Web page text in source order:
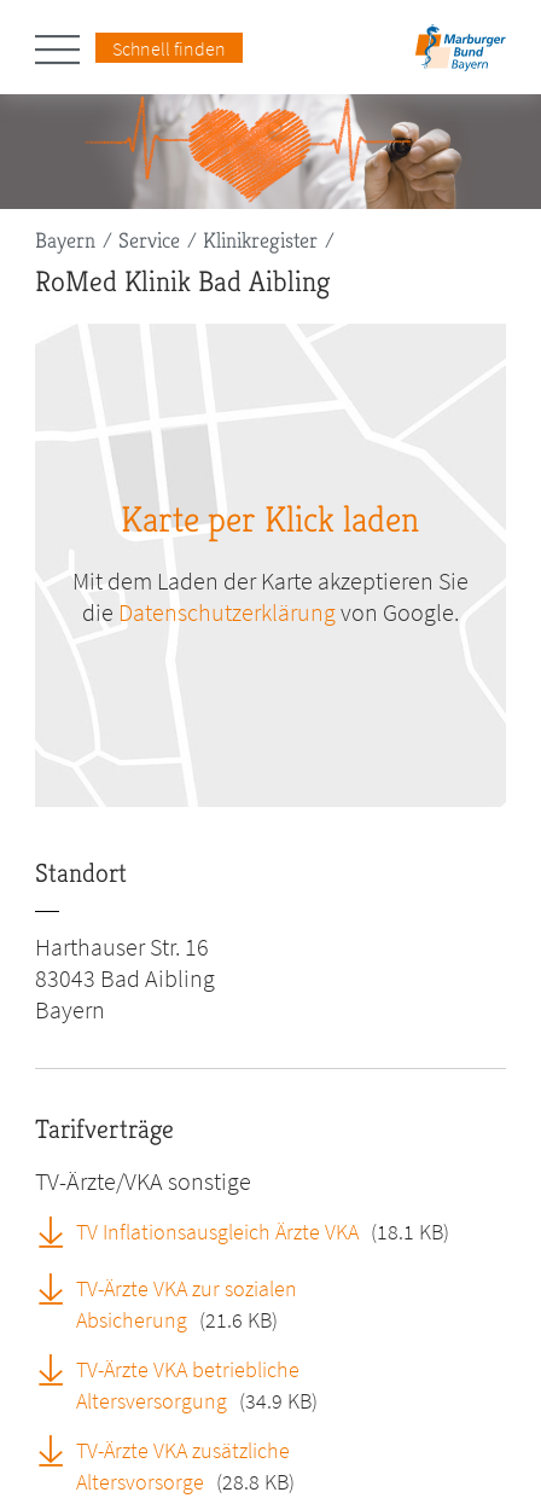
Schnell finden
Pfadnavigation
Bayern Service Klinikregister
RoMed Klinik Bad Aibling
Karte per Klick laden
Mit dem Laden der Karte akzeptieren Sie
die Datenschutzerklärungvon Google.
Standort
Harthauser Str. 16
83043 Bad Aibling
Bayern
Tarifverträge
TV-Ärzte/VKA sonstige
TV Inflationsausgleich Ärzte VKA (18.1 KB)
TV-Ärzte VKA zur sozialen
Absicherung (21.6 KB)
TV-Ärzte VKA betriebliche
Altersversorgung (34.9 KB)
TV-Ärzte VKA zusätzliche
Altersvorsorge (28.8 KB)